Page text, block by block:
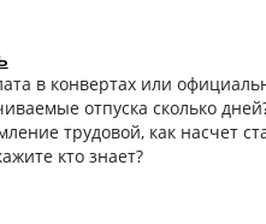
в конвертах или
отпуска сколько
трудовой, как насчет
кто знает?